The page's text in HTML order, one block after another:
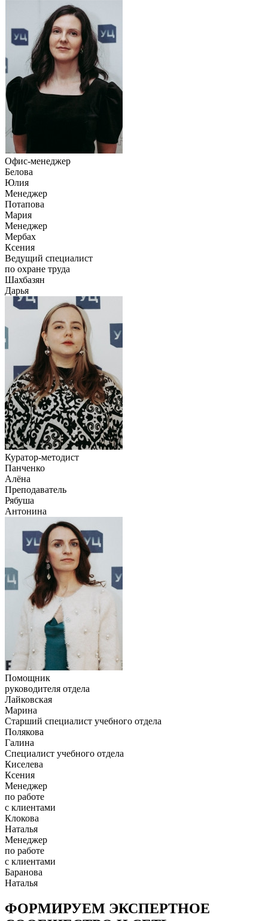
Офис-менеджер
Белова
Юлия
Менеджер
Потапова
Мария
Менеджер
Мербах
Ксения
Ведущий специалист
по охране труда
Шахбазян
Дарья
Куратор-методист
Панченко
Алёна
Преподаватель
Рябуша
Антонина
Помощник
руководителя отдела
Лайковская
Марина
Старший специалист учебного отдела
Полякова
Галина
Специалист учебного отдела
Киселева
Ксения
Менеджер
по работе
с клиентами
Клокова
Наталья
Менеджер
по работе
с клиентами
Баранова
Наталья
ФОРМИРУЕМ ЭКСПЕРТНОЕ